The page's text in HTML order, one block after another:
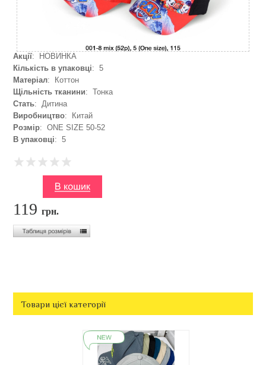
Акції: НОВИНКА
Кількість в упаковці: 5
Матеріал: Коттон
Щільність тканини: Тонка
Стать: Дитина
Виробництво: Китай
Розмір: ONE SIZE 50-52
В упаковці: 5
119грн.
Товари цієї категорії